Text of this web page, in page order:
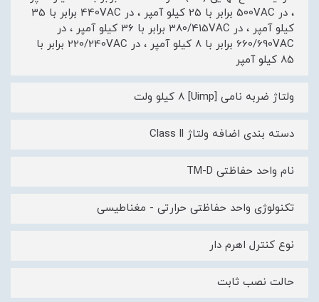
، در 500VAC برابر با 25 کیلو آمپر ، در 440VAC برابر با 35
کیلو آمپر ، در 380/415VAC برابر با 36 کیلو آمپر ، در
660/690VAC برابر با 8 کیلو آمپر ، در 220/240VAC برابر با
85 کیلو آمپر
ولتاژ ضربه نامی [Uimp] 8 کیلو ولت
دسته بندی اضافه ولتاژ Class ll
نام واحد حفاظتی TM-D
تکنولوژی واحد حفاظتی حرارتی - مغناطیسی
نوع کنترل اهرم دار
حالت نصب ثابت